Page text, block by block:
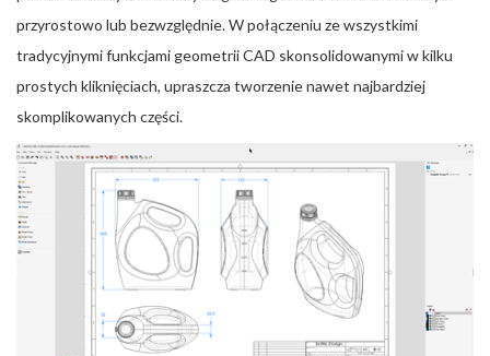
przyrostowo lub bezwzględnie. W połączeniu ze wszystkimi
tradycyjnymi funkcjami geometrii CAD skonsolidowanymi w kilku
prostych kliknięciach, upraszcza tworzenie nawet najbardziej
skomplikowanych części.